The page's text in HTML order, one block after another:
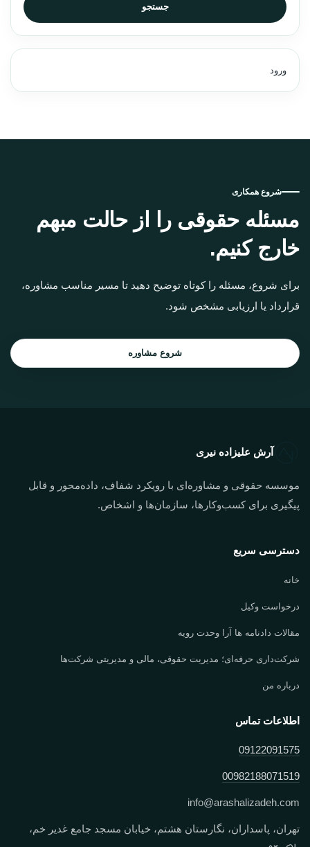
جستجو
ورود
شروع همکاری
مسئله حقوقی را از حالت مبهم
خارج کنیم.
برای شروع، مسئله را کوتاه توضیح دهید تا مسیر مناسب مشاوره،
قرارداد یا ارزیابی مشخص شود.
شروع مشاوره
آرش علیزاده نیری
موسسه حقوقی و مشاوره‌ای با رویکرد شفاف، داده‌محور و قابل
پیگیری برای کسب‌وکارها، سازمان‌ها و اشخاص.
دسترسی سریع
خانه
درخواست وکیل
مقالات دادنامه ها آرا وحدت رویه
شرکت‌داری حرفه‌ای؛ مدیریت حقوقی، مالی و مدیریتی شرکت‌ها
درباره من
اطلاعات تماس
09122091575
00982188071519
info@arashalizadeh.com
تهران، پاسداران، نگارستان هشتم، خیابان مسجد جامع غدیر خم،